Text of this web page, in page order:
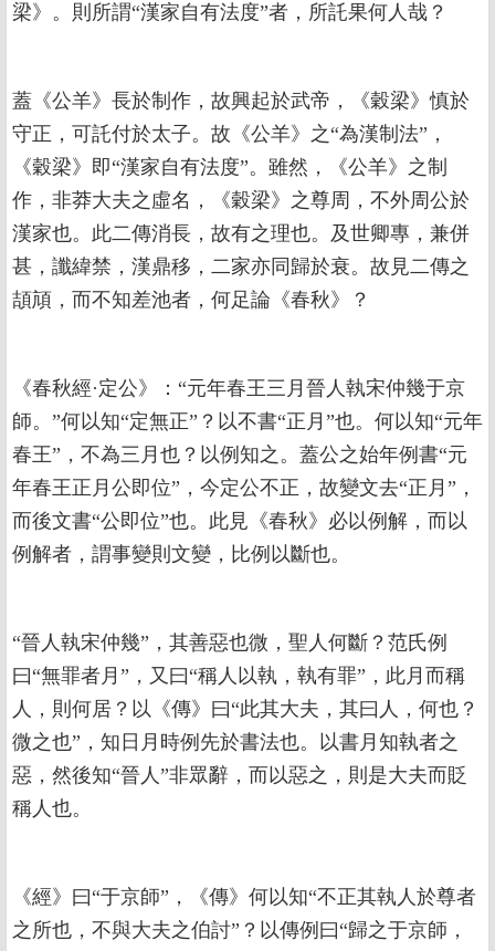
梁》。則所謂“漢家自有法度”者，所託果何人哉？
蓋《公羊》長於制作，故興起於武帝，《穀梁》慎於
守正，可託付於太子。故《公羊》之“為漢制法”，
《穀梁》即“漢家自有法度”。雖然，《公羊》之制
作，非莽大夫之虛名，《穀梁》之尊周，不外周公於
漢家也。此二傳消長，故有之理也。及世卿專，兼併
甚，讖緯禁，漢鼎移，二家亦同歸於衰。故見二傳之
頡頏，而不知差池者，何足論《春秋》？
《春秋經·定公》：“元年春王三月晉人執宋仲幾于京
師。”何以知“定無正”？以不書“正月”也。何以知“元年
春王”，不為三月也？以例知之。蓋公之始年例書“元
年春王正月公即位”，今定公不正，故變文去“正月”，
而後文書“公即位”也。此見《春秋》必以例解，而以
例解者，謂事變則文變，比例以斷也。
“晉人執宋仲幾”，其善惡也微，聖人何斷？范氏例
曰“無罪者月”，又曰“稱人以執，執有罪”，此月而稱
人，則何居？以《傳》曰“此其大夫，其曰人，何也？
微之也”，知日月時例先於書法也。以書月知執者之
惡，然後知“晉人”非眾辭，而以惡之，則是大夫而貶
稱人也。
《經》曰“于京師”，《傳》何以知“不正其執人於尊者
之所也，不與大夫之伯討”？以傳例曰“歸之于京師，